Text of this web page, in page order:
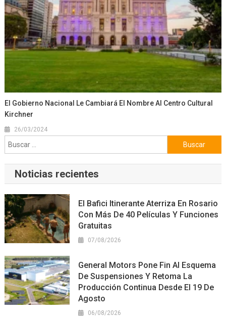
El Gobierno Nacional Le Cambiará El Nombre Al Centro Cultural
Kirchner
26/03/2024
Buscar:
Noticias recientes
El Bafici Itinerante Aterriza En Rosario
Con Más De 40 Películas Y Funciones
Gratuitas
07/08/2026
General Motors Pone Fin Al Esquema
De Suspensiones Y Retoma La
Producción Continua Desde El 19 De
Agosto
06/08/2026